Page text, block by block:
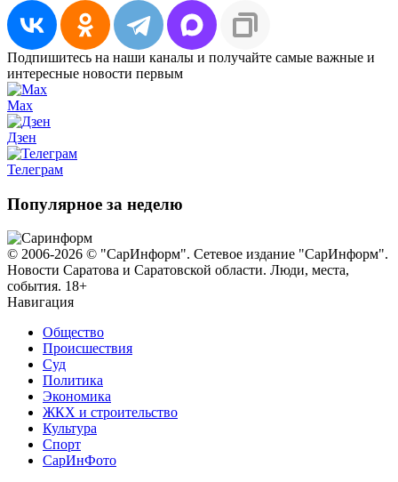
Подпишитесь на наши каналы и получайте самые важные и
интересные новости первым
Max
Дзен
Телеграм
Популярное за неделю
© 2006-2026 © "СарИнформ". Сетевое издание "СарИнформ".
Новости Саратова и Саратовской области. Люди, места,
события. 18+
Навигация
Общество
Происшествия
Суд
Политика
Экономика
ЖКХ и строительство
Культура
Спорт
СарИнФото